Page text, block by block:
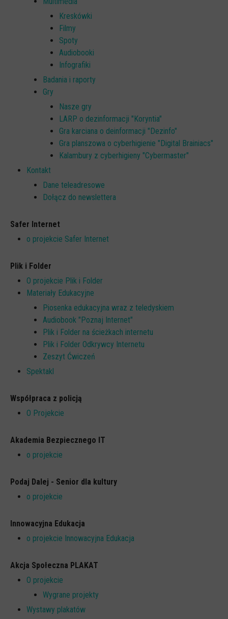
Kreskówki
Filmy
Spoty
Audiobooki
Infografiki
Badania i raporty
Gry
Nasze gry
LARP o dezinformacji "Koryntia"
Gra karciana o deinformacji "Dezinfo"
Gra planszowa o cyberhigienie "Digital Brainiacs"
Kalambury z cyberhigieny "Cybermaster"
Kontakt
Dane teleadresowe
Dołącz do newslettera
Safer Internet
o projekcie Safer Internet
Plik i Folder
O projekcie Plik i Folder
Materiały Edukacyjne
Piosenka edukacyjna wraz z teledyskiem
Audiobook "Poznaj Internet"
Plik i Folder na ścieżkach internetu
Plik i Folder Odkrywcy Internetu
Zeszyt Ćwiczeń
Spektakl
Współpraca z policją
O Projekcie
Akademia Bezpiecznego IT
o projekcie
Podaj Dalej - Senior dla kultury
o projekcie
Innowacyjna Edukacja
o projekcie Innowacyjna Edukacja
Akcja Społeczna PLAKAT
O projekcie
Wygrane projekty
Wystawy plakatów